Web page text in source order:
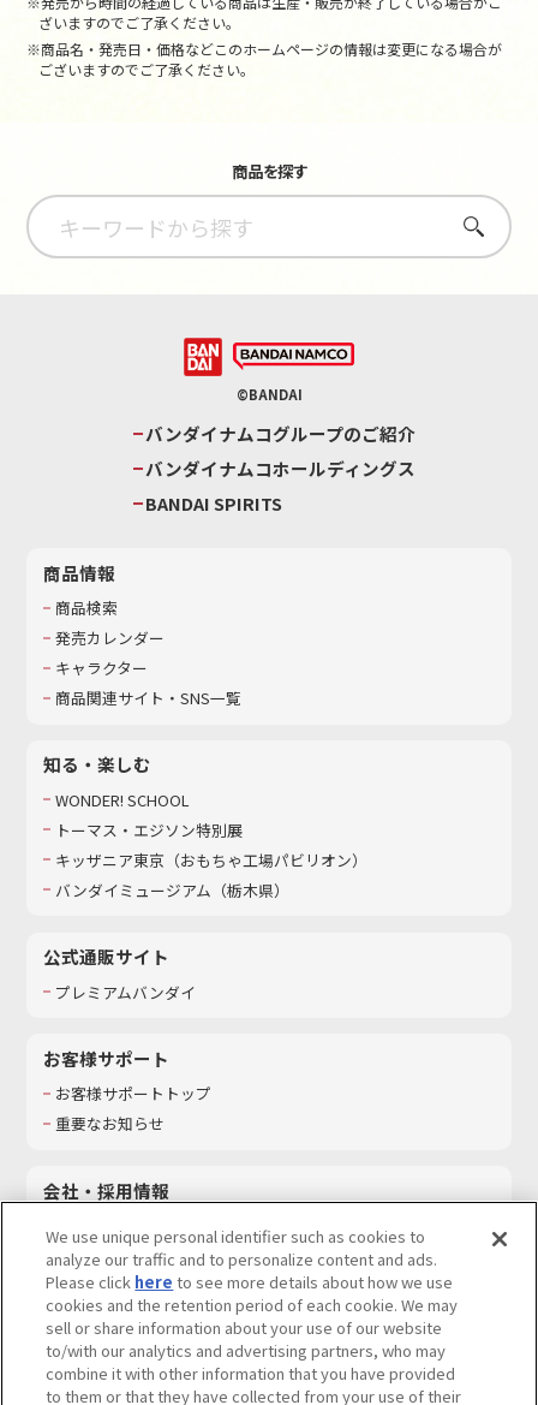
ざいますのでご了承ください。
※商品名・発売日・価格などこのホームページの情報は変更になる場合が
ございますのでご了承ください。
商品を探す
さがす
©BANDAI
バンダイナムコグループのご紹介
バンダイナムコホールディングス
BANDAI SPIRITS
商品情報
商品検索
発売カレンダー
キャラクター
商品関連サイト・SNS一覧
知る・楽しむ
WONDER! SCHOOL
トーマス・エジソン特別展
キッザニア東京（おもちゃ工場パビリオン）​
バンダイミュージアム（栃木県）
公式通販サイト
プレミアムバンダイ
お客様サポート
お客様サポートトップ
重要なお知らせ
会社・採用情報
採用情報
サステナビリティ
お問い合わせ
We use unique personal identifier such as cookies to
analyze our traffic and to personalize content and ads.
Please click here to see more details about how we use
cookies and the retention period of each cookie. We may
sell or share information about your use of our website
to/with our analytics and advertising partners, who may
combine it with other information that you have provided
to them or that they have collected from your use of their